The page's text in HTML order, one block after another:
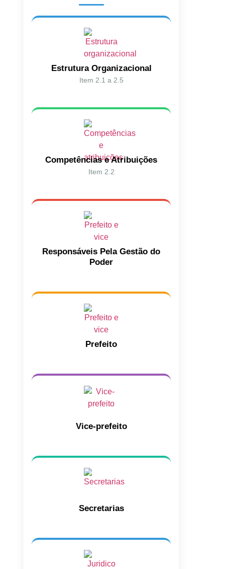
Estrutura Organizacional
Item 2.1 a 2.5
Competências e Atribuições
Item 2.2
Responsáveis Pela Gestão do
Poder
Prefeito
Vice-prefeito
Secretarias